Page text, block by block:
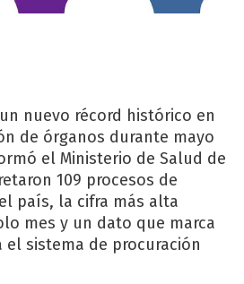
nuevo récord histórico en
de órganos durante mayo
el Ministerio de Salud de
109 procesos de
país, la cifra más alta
mes y un dato que marca
sistema de procuración